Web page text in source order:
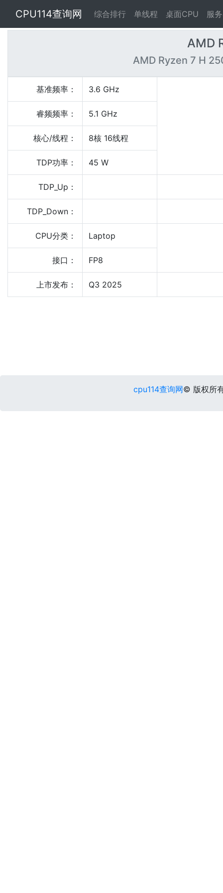
CPU114查询网 综合排行 单线程 桌面CPU 服
AMD
AMD Ryzen 7 H
基准频率： 3.6 GHz
睿频频率： 5.1 GHz
核心/线程： 8核 16线程
TDP功率： 45 W
TDP_Up：
TDP_Down：
CPU分类： Laptop
接口： FP8
上市发布： Q3 2025
cpu114查询网© 版权所